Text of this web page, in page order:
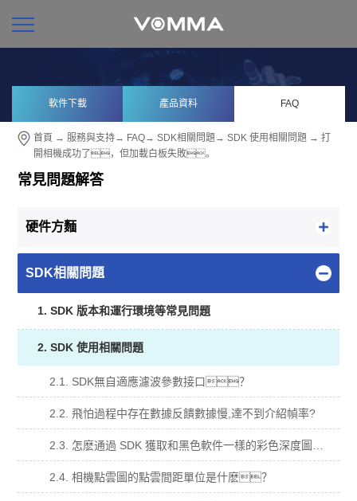
軟件下載 產品資料 FAQ
首頁 →服務與支持→ FAQ→SDK相關問題 →SDK 使用相關問題 → 打
開相機成功了，但加載白板失敗。
常見問題解答
硬件方麵
SDK相關問題
1. SDK 版本和運行環境等常見問題
2. SDK 使用相關問題
2.1. SDK無自適應濾波參數接口？
2.2. 飛怕過程中存在數據反饋數據慢,達不到介紹幀率?
2.4. 相機點雲圖的點雲間距單位是什麽？